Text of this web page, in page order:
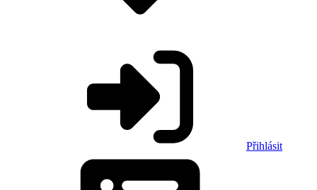
Přihlásit